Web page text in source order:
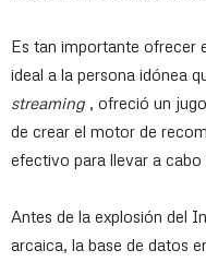
Es tan importante ofrecer
ideal a la persona idónea
streaming , ofreció un
de crear el motor de
efectivo para llevar a
Antes de la explosión del
arcaica, la base de datos